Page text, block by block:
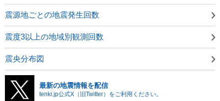
震源地ごとの地震発生回数
震度3以上の地域別観測回数
震央分布図
最新の地震情報を配信
tenki.jp公式X（旧Twitter）をご利用ください。